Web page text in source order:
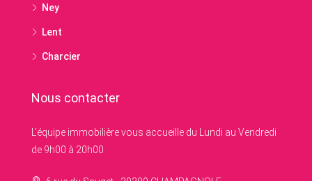
Ney
Lent
Charcier
Nous contacter
L'équipe immobilière vous accueille du Lundi au Vendredi
de 9h00 à 20h00